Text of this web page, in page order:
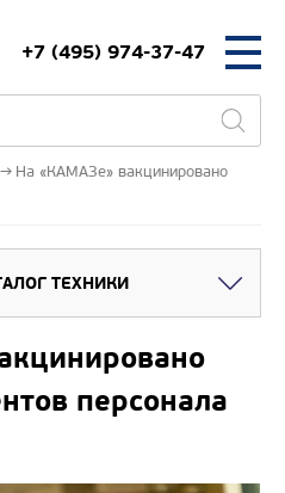
+7 (495) 974-37-47
На «КАМАЗе» вакцинировано
ТЕХНИКИ
персонала